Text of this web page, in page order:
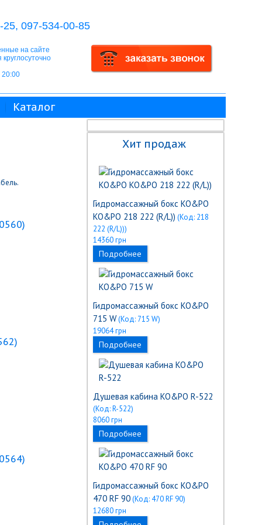
25, 097-534-00-85
на сайте
20:00
Каталог
)
)
)
Хит продаж
Гидромассажный бокс KO&PO
KO&PO 218 222 (R/L)) (Код: 218
222 (R/L)))
14360 грн
Подробнее
Гидромассажный бокс KO&PO
715 W(Код: 715 W)
19064 грн
Подробнее
Душевая кабина KO&PO R-522
(Код:R-522)
8060 грн
Подробнее
Гидромассажный бокс KO&PO
470 RF 90(Код: 470 RF 90)
12680 грн